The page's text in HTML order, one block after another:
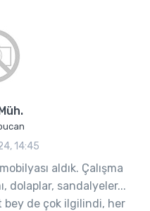
14:45
aldık. Çalışma
dolaplar, sandalyeler...
bey de çok ilgilindi, her